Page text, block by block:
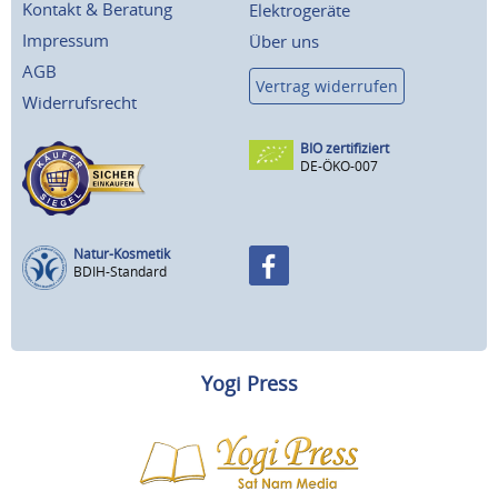
Kontakt & Beratung
Impressum
AGB
Widerrufsrecht
Elektrogeräte
Über uns
Vertrag widerrufen
BIO zertifiziert
DE-ÖKO-007
Natur-Kosmetik
BDIH-Standard
Yogi Press